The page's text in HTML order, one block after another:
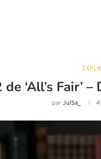
‘All’s Fair’
parJulSa_